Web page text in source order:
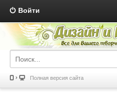
Войти
Полная версия сайта